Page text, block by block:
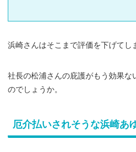
浜崎さんはそこまで評価を下げてし
社長の松浦さんの庇護がもう効果な
のでしょうか。
厄介払いされそうな浜崎あ